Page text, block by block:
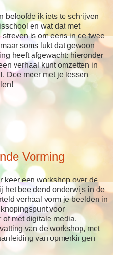
beloofde ik iets te schrijven
en wat dat met
is om eens in de twee
soms lukt dat gewoon
heeft afgewacht: hieronder
verhaal kunt omzetten in
Doe meer met je lessen
Vorming
keer een workshop over de
het beeldend onderwijs in de
verhaal vorm je beelden in
voor
met digitale media.
van de workshop, met
van opmerkingen